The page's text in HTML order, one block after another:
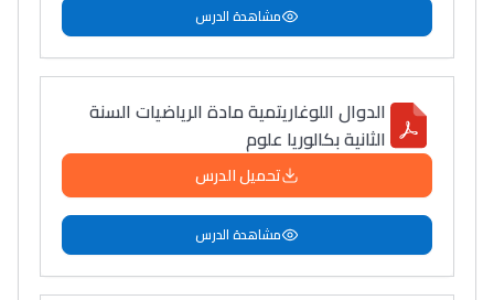
مشاهدة الدرس
الدوال اللوغاريتمية مادة الرياضيات السنة
الثانية بكالوريا علوم
تحميل الدرس
مشاهدة الدرس